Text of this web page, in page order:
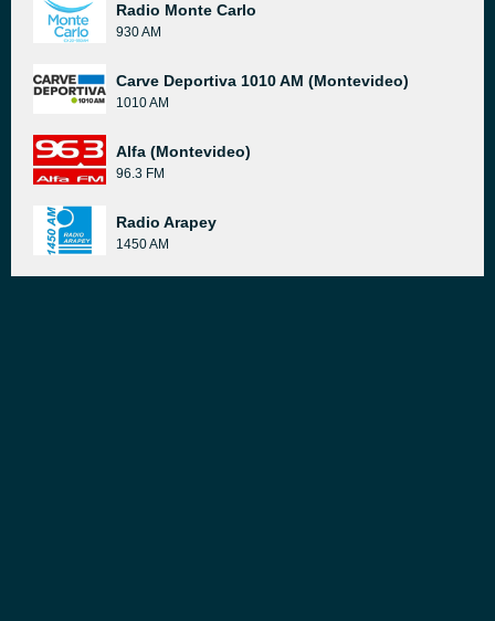
Radio Monte Carlo
930 AM
Carve Deportiva 1010 AM (Montevideo)
1010 AM
Alfa (Montevideo)
96.3 FM
Radio Arapey
1450 AM